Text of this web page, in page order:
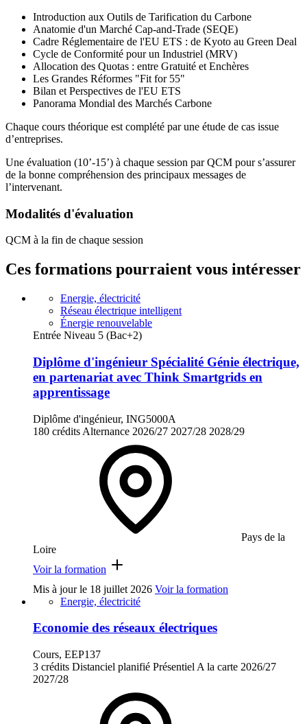
Introduction aux Outils de Tarification du Carbone
Anatomie d'un Marché Cap-and-Trade (SEQE)
Cadre Réglementaire de l'EU ETS : de Kyoto au Green Deal
Cycle de Conformité pour un Industriel (MRV)
Allocation des Quotas : entre Gratuité et Enchères
Les Grandes Réformes "Fit for 55"
Bilan et Perspectives de l'EU ETS
Panorama Mondial des Marchés Carbone
Chaque cours théorique est complété par une étude de cas issue
d’entreprises.
Une évaluation (10’-15’) à chaque session par QCM pour s’assurer
de la bonne compréhension des principaux messages de
l’intervenant.
Modalités d'évaluation
QCM à la fin de chaque session
Ces formations pourraient vous intéresser
Energie, électricité
Réseau électrique intelligent
Énergie renouvelable
Entrée Niveau 5 (Bac+2)
Diplôme d'ingénieur Spécialité Génie électrique,
en partenariat avec Think Smartgrids en
apprentissage
Diplôme d'ingénieur, ING5000A
180 crédits Alternance 2026/27 2027/28 2028/29
Pays de la
Loire
Voir la formation
Mis à jour le 18 juillet 2026 Voir la formation
Energie, électricité
Economie des réseaux électriques
Cours, EEP137
3 crédits Distanciel planifié Présentiel A la carte 2026/27
2027/28